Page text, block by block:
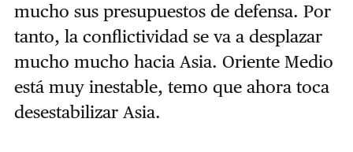
mucho sus presupuestos de defensa. Por
tanto, la conflictividad se va a desplazar
mucho mucho hacia Asia. Oriente Medio
está muy inestable, temo que ahora toca
desestabilizar Asia.